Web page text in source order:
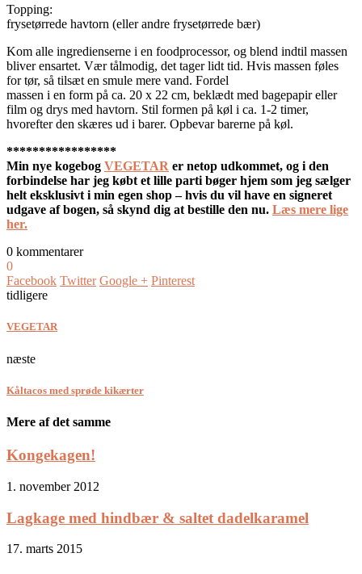
Topping:
frysetørrede havtorn (eller andre frysetørrede bær)
Kom alle ingredienserne i en foodprocessor, og blend indtil massen
bliver ensartet. Vær tålmodig, det tager lidt tid. Hvis massen føles
for tør, så tilsæt en smule mere vand. Fordel
massen i en form på ca. 20 x 22 cm, beklædt med bagepapir eller
film og drys med havtorn. Stil formen på køl i ca. 1-2 timer,
hvorefter den skæres ud i barer. Opbevar barerne på køl.
*****************
Min nye kogebog VEGETAR er netop udkommet, og i den
forbindelse har jeg købt et lille parti bøger hjem som jeg sælger
helt eksklusivt i min egen shop – hvis du vil have en signeret
udgave af bogen, så skynd dig at bestille den nu. Læs mere lige
her.
0 kommentarer
0
Facebook Twitter Google + Pinterest
tidligere
VEGETAR
næste
Kåltacos med sprøde kikærter
Mere af det samme
Kongekagen!
1. november 2012
Lagkage med hindbær & saltet dadelkaramel
17. marts 2015